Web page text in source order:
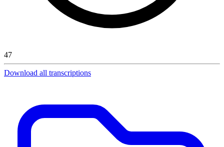
47
Download all transcriptions